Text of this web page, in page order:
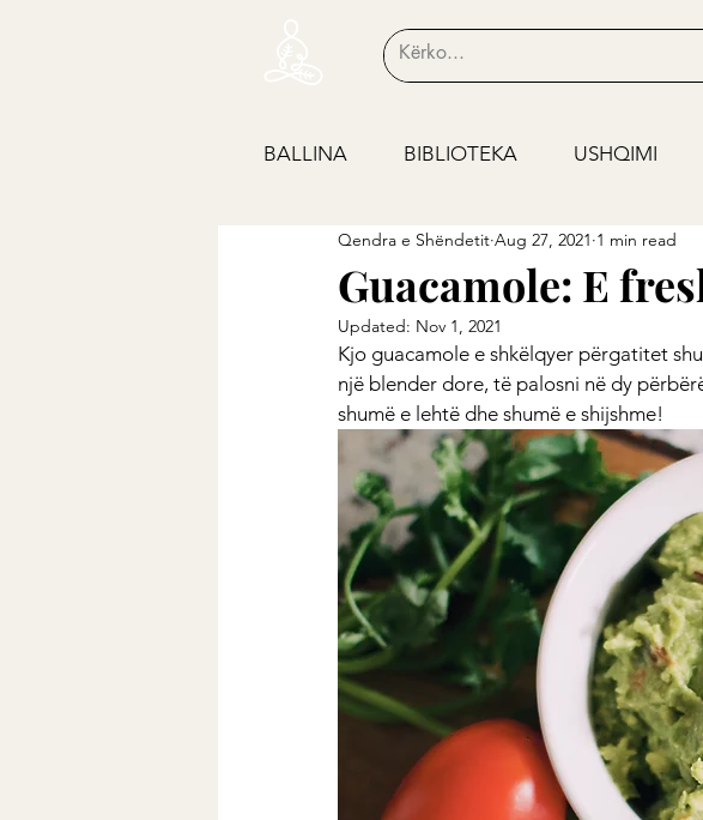
BALLINA BIBLIOTEKA USHQIMI
Guacamole: E
Qendra e Shëndetit Aug 27, 2021 1 min read
Updated: Nov 1, 2021
Kjo guacamole e shkëlqyer përgatitet
një blender dore, të palosni në dy
shumë e lehtë dhe shumë e shijshme!